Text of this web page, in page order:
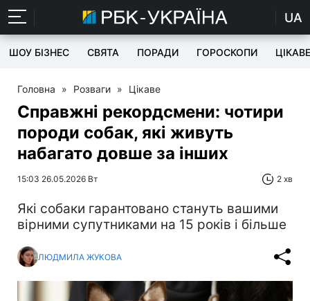
UA
ШОУ БІЗНЕС СВЯТА ПОРАДИ ГОРОСКОПИ ЦІКАВЕ
Головна » Розваги » Цікаве
Справжні рекордсмени: чотири
породи собак, які живуть
набагато довше за інших
15:03 26.05.2026 Вт 2 хв
Які собаки гарантовано стануть вашими
вірними супутниками на 15 років і більше
ЛЮДМИЛА ЖУКОВА